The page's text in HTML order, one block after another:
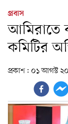
প্রবাস
আমিরাতে
কমিটির
প্রকাশ: ০১ আগস্ট